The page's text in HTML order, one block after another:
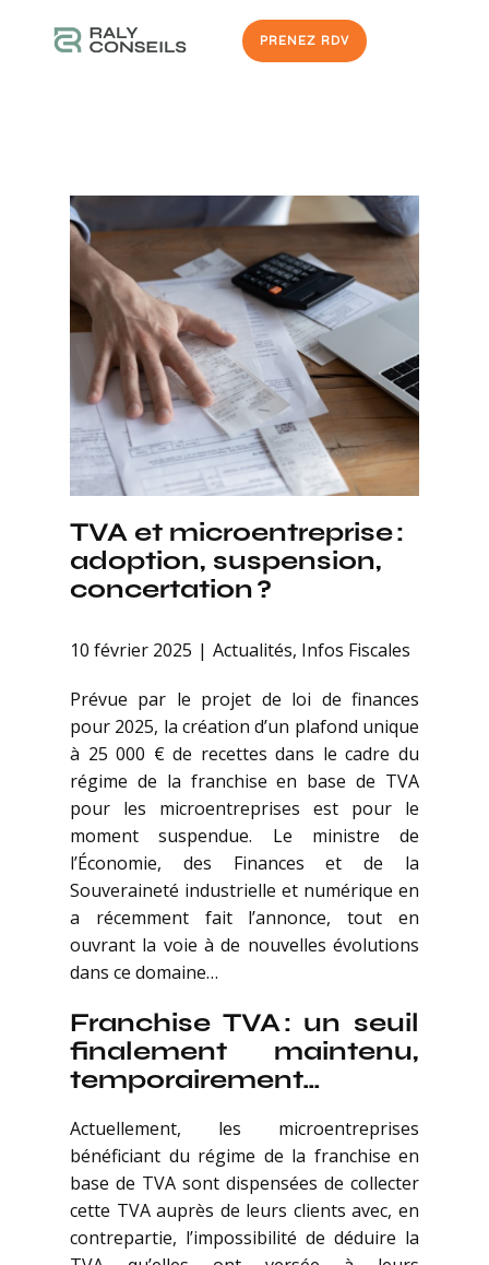
PRENEZ RDV
TVA et microentreprise :
adoption, suspension,
concertation ?
10 février 2025 Actualités, Infos Fiscales
Prévue par le projet de loi de finances
pour 2025, la création d’un plafond unique
à 25 000 € de recettes dans le cadre du
régime de la franchise en base de TVA
pour les microentreprises est pour le
moment suspendue. Le ministre de
l’Économie, des Finances et de la
Souveraineté industrielle et numérique en
a récemment fait l’annonce, tout en
ouvrant la voie à de nouvelles évolutions
dans ce domaine…
Franchise TVA : un seuil
finalement maintenu,
temporairement…
Actuellement, les microentreprises
bénéficiant du régime de la franchise en
base de TVA sont dispensées de collecter
cette TVA auprès de leurs clients avec, en
contrepartie, l’impossibilité de déduire la